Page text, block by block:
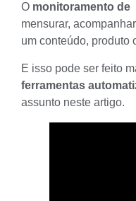
O monitoramento de
mensurar,
um conteúdo, produto
E isso pode ser feito
ferramentas
assunto neste artigo.